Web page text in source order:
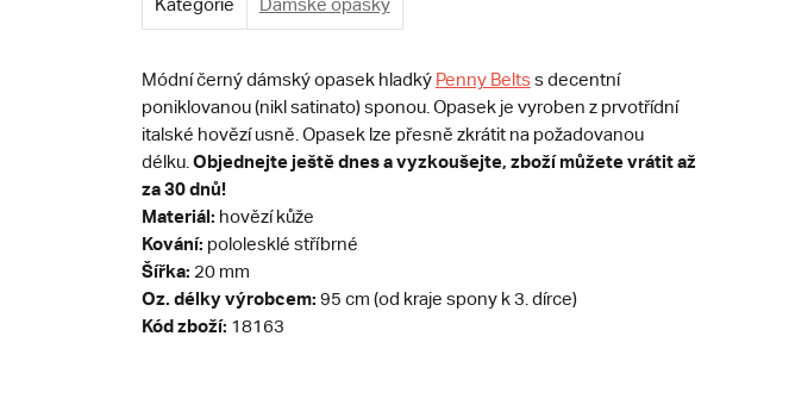
Kategorie Dámské opasky
Módní černý dámský opasek hladký Penny Belts s decentní
poniklovanou (nikl satinato) sponou. Opasek je vyroben z prvotřídní
italské hovězí usně. Opasek lze přesně zkrátit na požadovanou
délku. Objednejte ještě dnes a vyzkoušejte, zboží můžete vrátit až
za 30 dnů!
Materiál: hovězí kůže
Kování: pololesklé stříbrné
Šířka: 20 mm
Oz. délky výrobcem: 95 cm (od kraje spony k 3. dírce)
Kód zboží: 18163